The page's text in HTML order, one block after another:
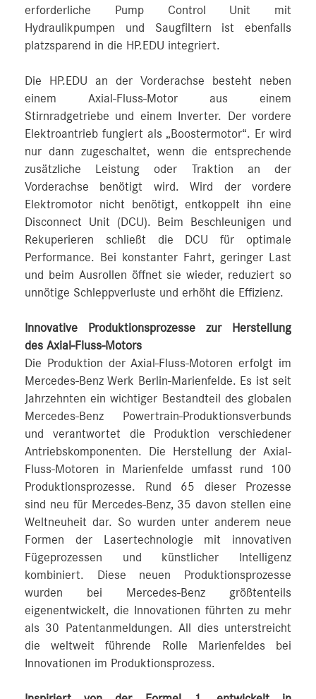
erforderliche Pump Control Unit mit
Hydraulikpumpen und Saugfiltern ist ebenfalls
platzsparend in die HP.EDU integriert.
Die HP.EDU an der Vorderachse besteht neben
einem Axial-Fluss-Motor aus einem
Stirnradgetriebe und einem Inverter. Der vordere
Elektroantrieb fungiert als „Boostermotor“. Er wird
nur dann zugeschaltet, wenn die entsprechende
zusätzliche Leistung oder Traktion an der
Vorderachse benötigt wird. Wird der vordere
Elektromotor nicht benötigt, entkoppelt ihn eine
Disconnect Unit (DCU). Beim Beschleunigen und
Rekuperieren schließt die DCU für optimale
Performance. Bei konstanter Fahrt, geringer Last
und beim Ausrollen öffnet sie wieder, reduziert so
unnötige Schleppverluste und erhöht die Effizienz.
Innovative Produktionsprozesse zur Herstellung
des Axial-Fluss-Motors
Die Produktion der Axial-Fluss-Motoren erfolgt im
Mercedes‑Benz Werk Berlin-Marienfelde. Es ist seit
Jahrzehnten ein wichtiger Bestandteil des globalen
Mercedes‑Benz Powertrain-Produktionsverbunds
und verantwortet die Produktion verschiedener
Antriebskomponenten. Die Herstellung der Axial-
Fluss-Motoren in Marienfelde umfasst rund 100
Produktionsprozesse. Rund 65 dieser Prozesse
sind neu für Mercedes‑Benz, 35 davon stellen eine
Weltneuheit dar. So wurden unter anderem neue
Formen der Lasertechnologie mit innovativen
Fügeprozessen und künstlicher Intelligenz
kombiniert. Diese neuen Produktionsprozesse
wurden bei Mercedes‑Benz größtenteils
eigenentwickelt, die Innovationen führten zu mehr
als 30 Patentanmeldungen. All dies unterstreicht
die weltweit führende Rolle Marienfeldes bei
Innovationen im Produktionsprozess.